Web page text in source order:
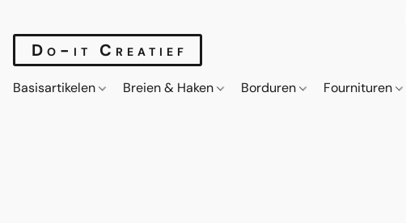
Do-it Creatief
Basisartikelen Breien & Haken Borduren Fournituren